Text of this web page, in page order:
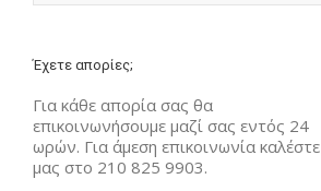
Έχετε απορίες;
Για κάθε απορία σας θα
επικοινωνήσουμε μαζί σας εντός 24
ωρών. Για άμεση επικοινωνία καλέστε
μας στο 210 825 9903.